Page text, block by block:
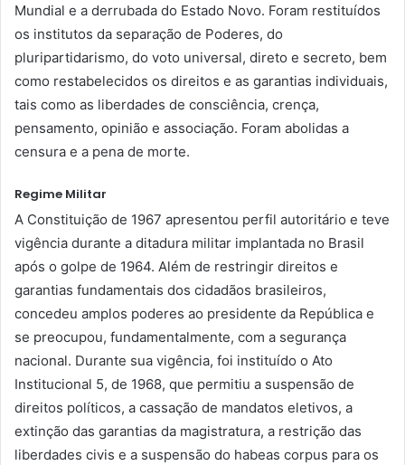
Mundial e a derrubada do Estado Novo. Foram restituídos
os institutos da separação de Poderes, do
pluripartidarismo, do voto universal, direto e secreto, bem
como restabelecidos os direitos e as garantias individuais,
tais como as liberdades de consciência, crença,
pensamento, opinião e associação. Foram abolidas a
censura e a pena de morte.
Regime Militar
A Constituição de 1967 apresentou perfil autoritário e teve
vigência durante a ditadura militar implantada no Brasil
após o golpe de 1964. Além de restringir direitos e
garantias fundamentais dos cidadãos brasileiros,
concedeu amplos poderes ao presidente da República e
se preocupou, fundamentalmente, com a segurança
nacional. Durante sua vigência, foi instituído o Ato
Institucional 5, de 1968, que permitiu a suspensão de
direitos políticos, a cassação de mandatos eletivos, a
extinção das garantias da magistratura, a restrição das
liberdades civis e a suspensão do habeas corpus para os